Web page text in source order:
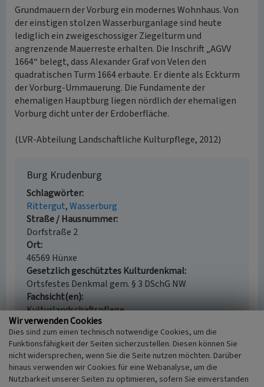
Grundmauern der Vorburg ein modernes Wohnhaus. Von
der einstigen stolzen Wasserburganlage sind heute
lediglich ein zweigeschossiger Ziegelturm und
angrenzende Mauerreste erhalten. Die Inschrift „AGVV
1664“ belegt, dass Alexander Graf von Velen den
quadratischen Turm 1664 erbaute. Er diente als Eckturm
der Vorburg-Ummauerung. Die Fundamente der
ehemaligen Hauptburg liegen nördlich der ehemaligen
Vorburg dicht unter der Erdoberfläche.
(LVR-Abteilung Landschaftliche Kulturpflege, 2012)
Burg Krudenburg
Schlagwörter
Rittergut Wasserburg
Straße / Hausnummer
Dorfstraße 2
Ort
46569 Hünxe
Gesetzlich geschütztes Kulturdenkmal
Ortsfestes Denkmal gem. § 3 DSchG NW
Fachsicht(en)
Kulturlandschaftspflege
Erfassungsmaßstab
i.d.R. 1:5.000 (größer als 1:20.000)
Erfassungsmethode
keine Angabe
Wir verwenden Cookies
Dies sind zum einen technisch notwendige Cookies, um die
Funktionsfähigkeit der Seiten sicherzustellen. Diesen können Sie
nicht widersprechen, wenn Sie die Seite nutzen möchten. Darüber
hinaus verwenden wir Cookies für eine Webanalyse, um die
Nutzbarkeit unserer Seiten zu optimieren, sofern Sie einverstanden